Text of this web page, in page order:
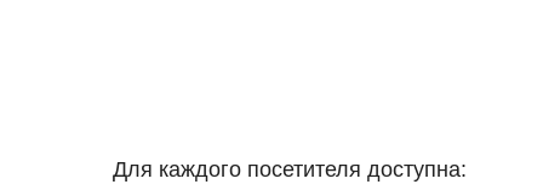
Для каждого посетителя доступна: